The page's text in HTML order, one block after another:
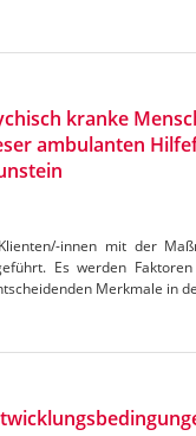
kranke
ambulanten
innen mit der
Es werden
Merkmale in